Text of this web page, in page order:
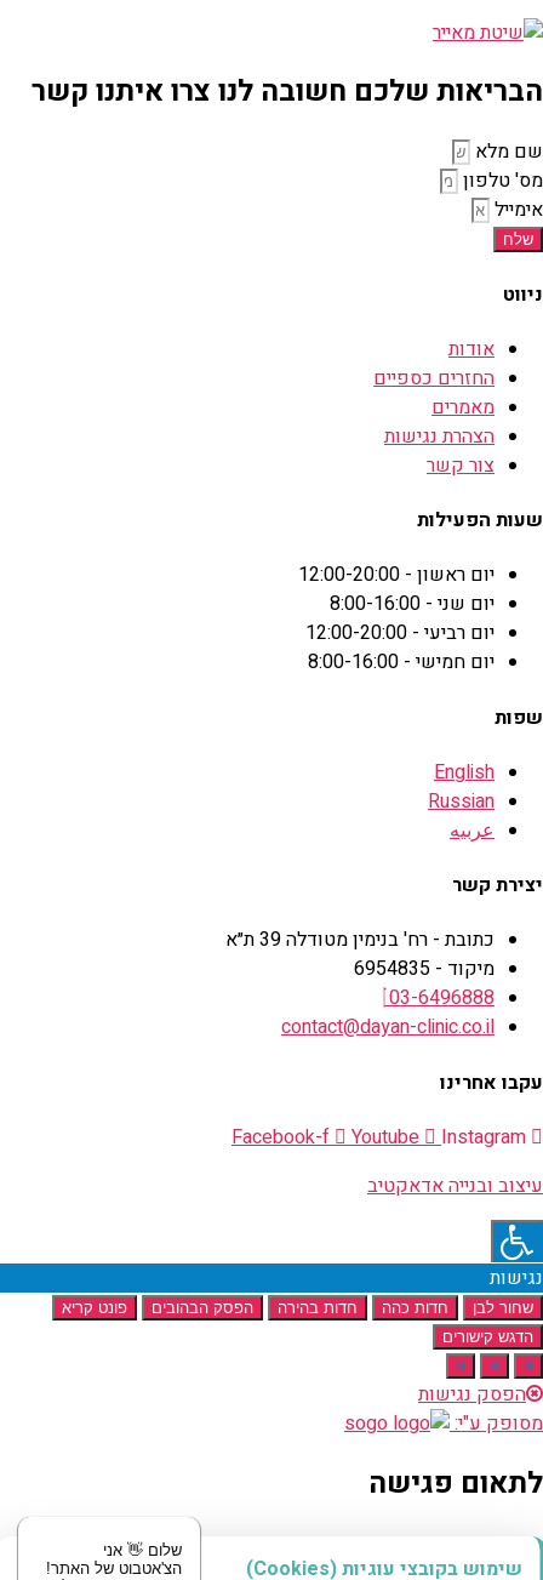
הבריאות שלכם חשובה לנו צרו איתנו קשר
שם מלא
מס' טלפון
אימייל
שלח
ניווט
אודות
החזרים כספיים
מאמרים
הצהרת נגישות
צור קשר
שעות הפעילות
יום ראשון - 12:00-20:00
יום שני - 8:00-16:00
יום רביעי - 12:00-20:00
יום חמישי - 8:00-16:00
שפות
English
Russian
عربيه
יצירת קשר
כתובת - רח' בנימין מטודלה 39 ת״א
מיקוד - 6954835
03-6496888
contact@dayan-clinic.co.il
עקבו אחרינו
Facebook-f
Youtube
Instagram
עיצוב ובנייה אדאקטיב
שימוש בקובצי עוגיות (Cookies)
נגישות
שחור לבן חדות כהה חדות בהירה הפסק הבהובים
פונט קריא
הדגש קישורים
א
א א
הפסק נגישות
מסופק ע"י:
לתאום פגישה
מוזמנים לשלוח לנו הודעה
שלום 👋 אני
הצ'אטבוט של האתר!